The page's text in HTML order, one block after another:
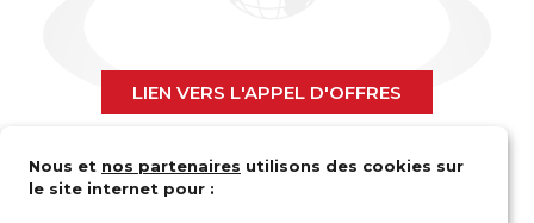
LIEN VERS L'APPEL D'OFFRES
Nous et nos partenaires utilisons des cookies sur
le site internet pour :